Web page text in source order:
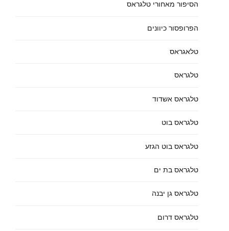
הסיפור מאחורי טלגראס
הפרופסור כיוונים
טלאגראס
טלגראס
טלגראס אשדוד
טלגראס בוט
טלגראס בוט הגזע
טלגראס בת ים
טלגראס גן יבנה
טלגראס דרום